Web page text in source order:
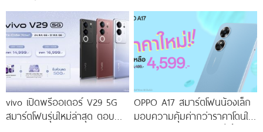
โดดเด่นด้วยสุนทรียศาสตร์แห่ง
vivo เปิดพรีออเดอร์ V29 5G
สมาร์ตโฟนรุ่นใหม่ล่าสุด ตอบ
OPPO A17 สมาร์ตโฟนน้องเล็ก
มอบความคุ้มค่ากว่าราคาโดนใจ